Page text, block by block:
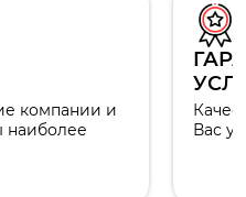
компании и
наиболее
Вас